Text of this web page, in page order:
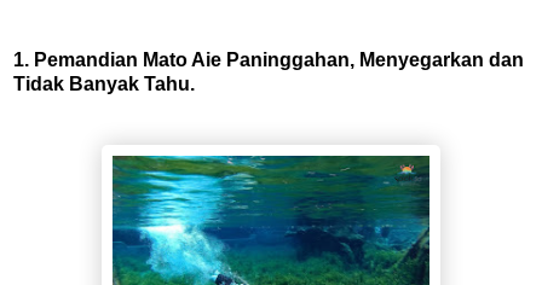
1. Pemandian Mato Aie Paninggahan, Menyegarkan dan
Tidak Banyak Tahu.